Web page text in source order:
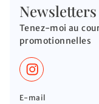
Newsletters
Tenez-moi au
promotionnelles
E-mail